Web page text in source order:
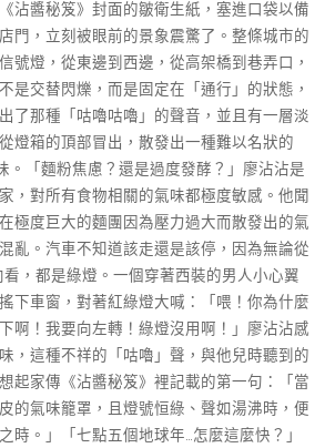
沾醬秘笈》封面的皺衛生紙，塞進口袋以備
門，立刻被眼前的景象震驚了。整條城市的
號燈，從東邊到西邊，從高架橋到巷弄口，
是交替閃爍，而是固定在「通行」的狀態，
了那種「咕嚕咕嚕」的聲音，並且有一層淡
燈箱的頂部冒出，散發出一種難以名狀的
「麵粉焦慮？還是過度發酵？」廖沾沾是
家，對所有食物相關的氣味都極度敏感。他聞
極度巨大的麵團因為壓力過大而散發出的氣
亂。汽車不知道該走還是該停，因為無論從
看，都是綠燈。一個穿著西裝的男人小心翼
下車窗，對著紅綠燈大喊：「喂！你為什麼
啊！我要向左轉！綠燈沒用啊！」廖沾沾感
，這種不祥的「咕嚕」聲，與他兒時聽到的
起家傳《沾醬秘笈》裡記載的第一句：「當
的氣味籠罩，且燈號恒綠、聲如湯沸時，便
時。」「七點五個地球年…怎麼這麼快？」